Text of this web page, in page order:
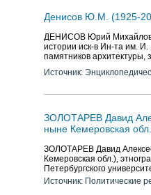
Денисов Ю.М. (1925-
ДЕНИСОВ Юрий
истории иск-в Ин-та им.
памятников архитектуры,
Источник:
ЗОЛОТАРЕВ Давид
ныне Кемеровская
ЗОЛОТАРЕВ Давид
Кемеровская обл.),
Петербургского
Источник: Политические